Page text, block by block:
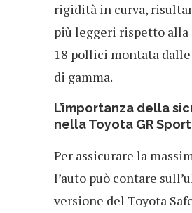
rigidità in curva,
più leggeri rispetto alla
18 pollici montata
di gamma.
L’importanza della
nella Toyota GR Sport
Per assicurare la
l’auto può contare
versione del Toyota